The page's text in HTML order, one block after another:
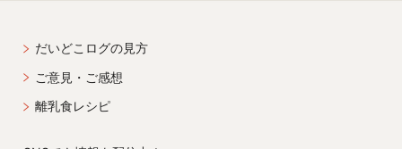
だいどこログの見方
ご意見・ご感想
離乳食レシピ